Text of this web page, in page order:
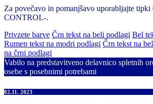
Za povečavo in pomanjšavo uporabljajte
CONTROL-.
Privzete barve Črn tekst na beli podlagi Bel
Rumen tekst na modri podlagi Črn tekst na
na črni podlagi
Vabilo na predstavitveno delavnico spletnih
osebe s posebnimi potrebami
02.11. 2023